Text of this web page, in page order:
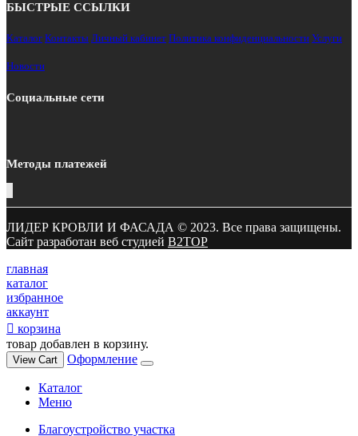
БЫСТРЫЕ ССЫЛКИ
Каталог Контакты Личный кабинет Политика конфиденциальности Услуги
Новости
Социальные сети
Методы платежей
ЛИДЕР КРОВЛИ И ФАСАДА © 2023. Все права защищены.
Сайт разработан веб студией B2TOP
главная
каталог
избранное
аккаунт
корзина
товар добавлен в корзину.
View Cart Оформление
Каталог
Меню
Благоустройство участка